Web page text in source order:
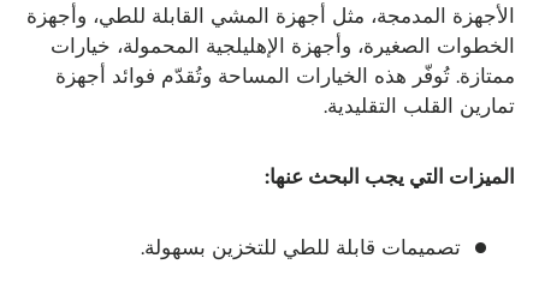
الأجهزة المدمجة، مثل أجهزة المشي القابلة للطي، وأجهزة
الخطوات الصغيرة، وأجهزة الإهليلجية المحمولة، خيارات
ممتازة. تُوفّر هذه الخيارات المساحة وتُقدّم فوائد أجهزة
تمارين القلب التقليدية.
الميزات التي يجب البحث عنها:
تصميمات قابلة للطي للتخزين بسهولة.